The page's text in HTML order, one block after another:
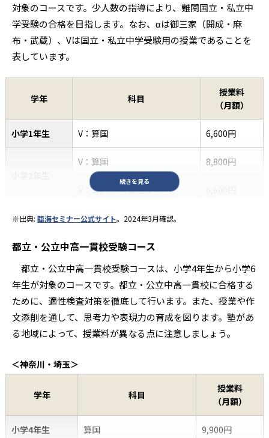
算数・国語・英語 11,000円 週2回
小学6年生
（4月～12月）
英語単科 5,830円 週1回
算数・国語・英語 14,740円 週2回
小学6年生
（1月～3月）
対象のコースです。少人数の指導により、難関国立・私立中
学受験の合格を目指します。なお、αは御三家（開成・麻
布・武蔵）、Vは国立・私立中学受験用の授業であることを
表しています。
続きを見る
学年 科目
授業料
（月額）
小学1年生 V：算国 6,600円
V：算国 8,800円
V：算数単科/国語単科
小学3年生
V：算国理社
V：算国
V：算数単科/国語単科 6,600円
α：算国理社 22,000円
V：算国理社 19,800円
9,900円
α：算国理社 36,300円
※出典: 臨海セミナー公式サイト。2024年3月確認。
都立・公立中高一貫校受験コース
都立・公立中高一貫校受験コースは、小学4年生から小学6
年生が対象のコースです。都立・公立中高一貫校に合格する
ために、適性検査対策を徹底して行います。また、授業や作
文添削を通して、思考力や表現力の育成を図ります。塾があ
る地域によって、授業料が異なる点に注意しましょう。
＜神奈川・埼玉＞
学年 科目
授業料
（月額）
小学4年生 算国 9,900円